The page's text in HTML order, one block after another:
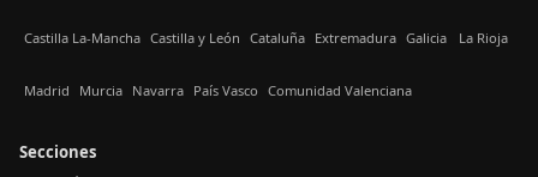
Castilla La-Mancha Castilla y León Cataluña Extremadura Galicia La Rioja
Madrid Murcia Navarra País Vasco Comunidad Valenciana
Secciones